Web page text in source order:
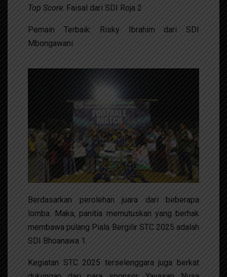
Top Score: Faisal dari SDI Roja 2
Pemain Terbaik: Risky Ibrahim dari SDI
Mbongawani
Berdasarkan perolehan juara dari beberapa
lomba. Maka, panitia memutuskan yang berhak
membawa pulang Piala Bergilir STC 2025 adalah
SDI Bhoanawa 1.
Kegiatan STC 2025 terselenggara juga berkat